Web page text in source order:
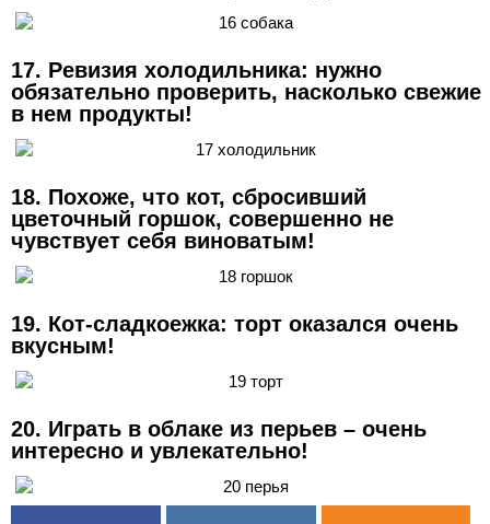
17. Ревизия холодильника: нужно
обязательно проверить, насколько свежие
в нем продукты!
18. Похоже, что кот, сбросивший
цветочный горшок, совершенно не
чувствует себя виноватым!
19. Кот-сладкоежка: торт оказался очень
вкусным!
20. Играть в облаке из перьев – очень
интересно и увлекательно!